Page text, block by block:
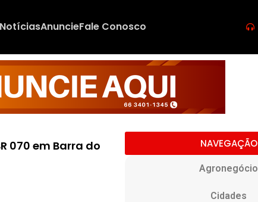
AnuncieFale Conosco
070 em Barra do NAVEGAÇÃO
Agronegócio
Cidades